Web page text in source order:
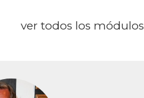
ver todos los módulos